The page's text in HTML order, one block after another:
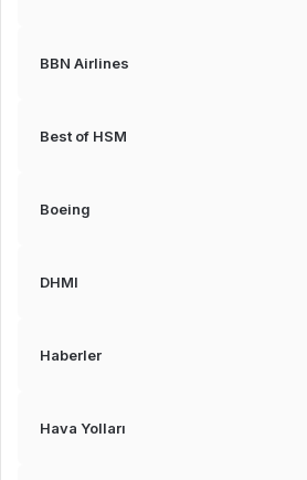
BBN Airlines
Best of HSM
Boeing
DHMI
Haberler
Hava Yolları